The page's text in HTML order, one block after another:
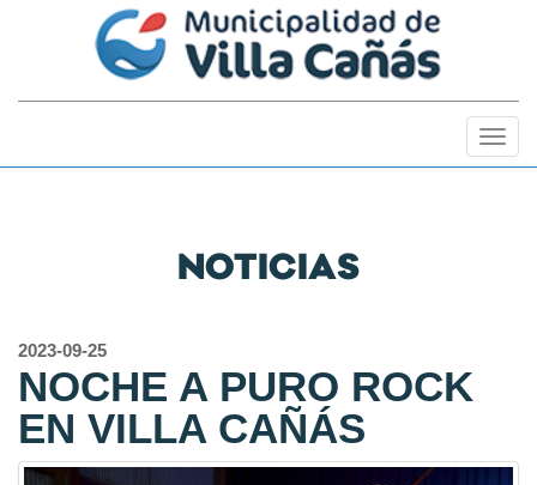
NOTICIAS
2023-09-25
NOCHE A PURO ROCK
EN VILLA CAÑÁS